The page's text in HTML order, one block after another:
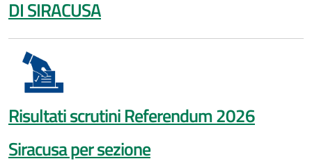
DI SIRACUSA
Risultati scrutini Referendum 2026
Siracusa per sezione